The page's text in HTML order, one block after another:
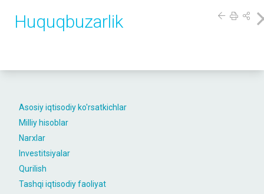
Asosiy iqtisodiy ko'rsatkichlar
Milliy hisoblar
Narxlar
Investitsiyalar
Qurilish
Tashqi iqtisodiy faoliyat
Huquqbuzarlik